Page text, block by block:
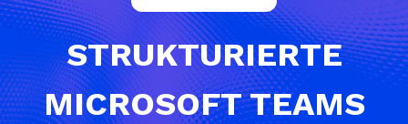
STRUKTURIERTE
MICROSOFT TEAMS